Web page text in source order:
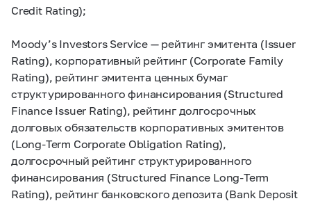
Credit Rating);
Moody’s Investors Service — рейтинг эмитента (Issuer
Rating), корпоративный рейтинг (Corporate Family
Rating), рейтинг эмитента ценных бумаг
структурированного финансирования (Structured
Finance Issuer Rating), рейтинг долгосрочных
долговых обязательств корпоративных эмитентов
(Long-Term Corporate Obligation Rating),
долгосрочный рейтинг структурированного
финансирования (Structured Finance Long-Term
Rating), рейтинг банковского депозита (Bank Deposit